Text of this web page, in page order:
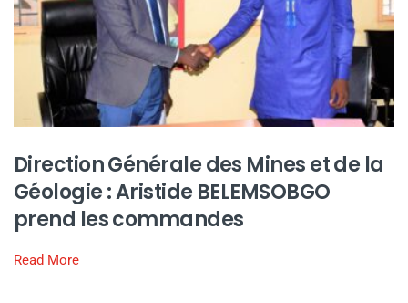
Direction Générale des Mines et de la
Géologie : Aristide BELEMSOBGO
prend les commandes
Read More